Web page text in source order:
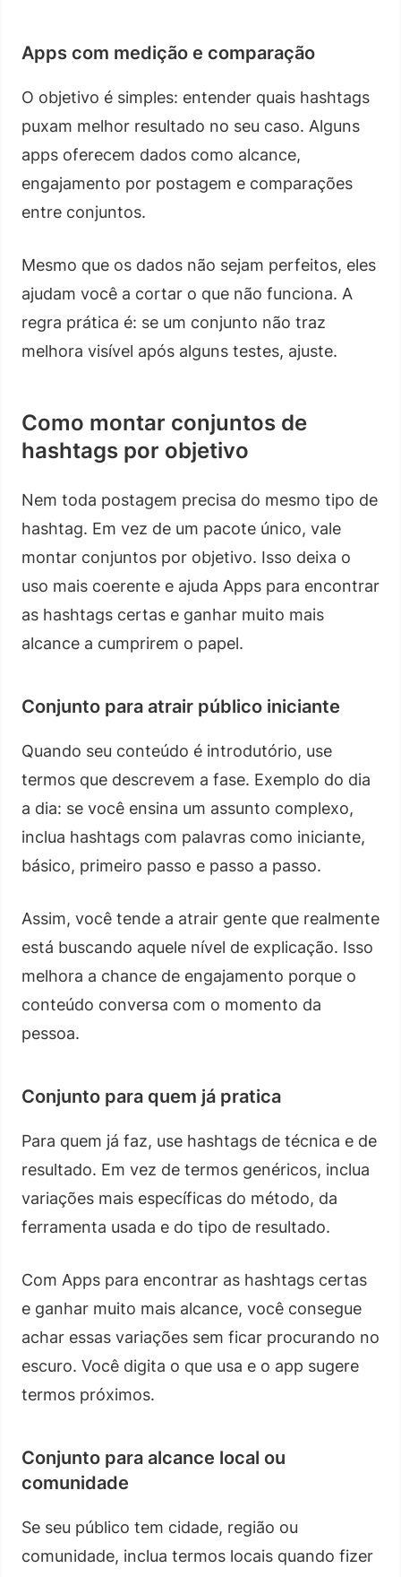
Apps com medição e comparação
O objetivo é simples: entender quais hashtags
puxam melhor resultado no seu caso. Alguns
apps oferecem dados como alcance,
engajamento por postagem e comparações
entre conjuntos.
Mesmo que os dados não sejam perfeitos, eles
ajudam você a cortar o que não funciona. A
regra prática é: se um conjunto não traz
melhora visível após alguns testes, ajuste.
Como montar conjuntos de
hashtags por objetivo
Nem toda postagem precisa do mesmo tipo de
hashtag. Em vez de um pacote único, vale
montar conjuntos por objetivo. Isso deixa o
uso mais coerente e ajuda Apps para encontrar
as hashtags certas e ganhar muito mais
alcance a cumprirem o papel.
Conjunto para atrair público iniciante
Quando seu conteúdo é introdutório, use
termos que descrevem a fase. Exemplo do dia
a dia: se você ensina um assunto complexo,
inclua hashtags com palavras como iniciante,
básico, primeiro passo e passo a passo.
Assim, você tende a atrair gente que realmente
está buscando aquele nível de explicação. Isso
melhora a chance de engajamento porque o
conteúdo conversa com o momento da
pessoa.
Conjunto para quem já pratica
Para quem já faz, use hashtags de técnica e de
resultado. Em vez de termos genéricos, inclua
variações mais específicas do método, da
ferramenta usada e do tipo de resultado.
Com Apps para encontrar as hashtags certas
e ganhar muito mais alcance, você consegue
achar essas variações sem ficar procurando no
escuro. Você digita o que usa e o app sugere
termos próximos.
Conjunto para alcance local ou
comunidade
Se seu público tem cidade, região ou
comunidade, inclua termos locais quando fizer